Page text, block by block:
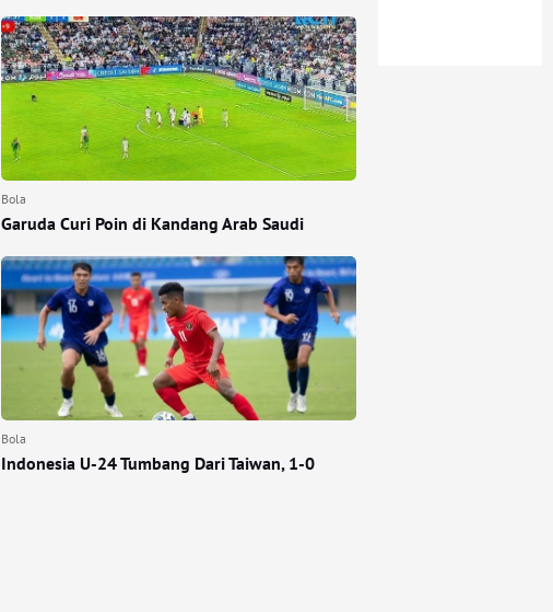
Bola
Garuda Curi Poin di Kandang Arab Saudi
Bola
Indonesia U-24 Tumbang Dari Taiwan, 1-0